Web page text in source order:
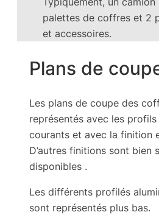
palettes de coffres et 2
et accessoires.
Plans de
Les plans de coupe des
représentés avec les
courants et avec la finition
D’autres finitions sont bien
disponibles .
Les différents profilés
sont représentés plus bas.